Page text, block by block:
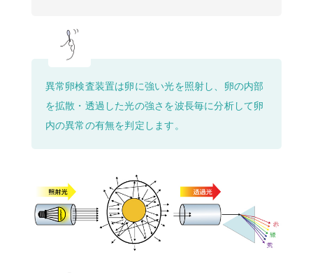
異常卵検査装置は卵に強い光を照射し、卵の内部
を拡散・透過した光の強さを波長毎に分析して卵
内の異常の有無を判定します。